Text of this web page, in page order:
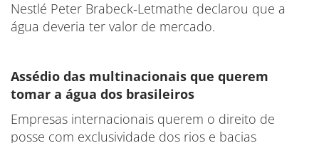
Nestlé Peter Brabeck-Letmathe declarou que a
água deveria ter valor de mercado.
Assédio das multinacionais que querem
tomar a água dos brasileiros
Empresas internacionais querem o direito de
posse com exclusividade dos rios e bacias